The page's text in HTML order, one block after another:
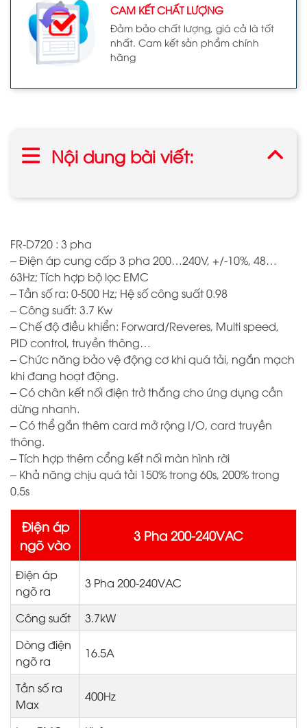
CAM KẾT CHẤT LƯỢNG
Đảm bảo chất lượng, giá cả là tốt
nhất. Cam kết sản phẩm chính
hãng
Nội dung bài viết:
FR-D720 : 3 pha
– Điện áp cung cấp 3 pha 200…240V, +/-10%, 48…
63Hz; Tích hợp bộ lọc EMC
– Tần số ra: 0-500 Hz; Hệ số công suất 0.98
– Công suất: 3.7 Kw
– Chế độ điều khiển: Forward/Reveres, Multi speed,
PID control, truyền thông…
– Chức năng bảo vệ động cơ khi quá tải, ngắn mạch
khi đang hoạt động.
– Có chân kết nối điện trở thắng cho ứng dụng cần
dừng nhanh.
– Có thể gắn thêm card mở rộng I/O, card truyền
thông.
– Tích hợp thêm cổng kết nối màn hình rời
– Khả năng chịu quá tải 150% trong 60s, 200% trong
0.5s
Điện áp
ngõ vào
3 Pha 200-240VAC
Điện áp
ngõ ra
3 Pha 200-240VAC
Công suất
3.7kW
Dòng điện
ngõ ra
16.5A
Tần số ra
Max
400Hz